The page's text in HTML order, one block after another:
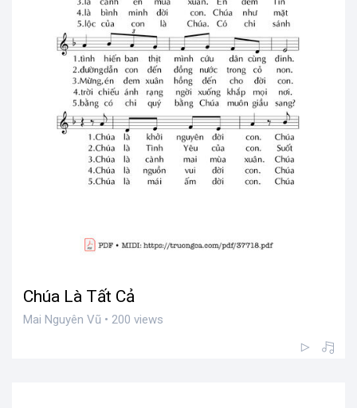
Chúa Là Tất Cả
Mai Nguyên Vũ • 200 views